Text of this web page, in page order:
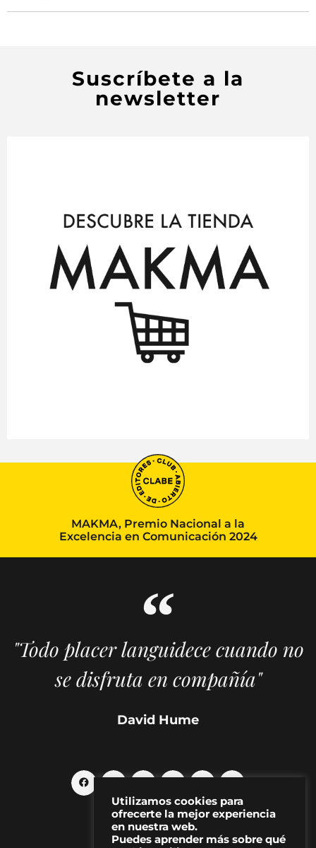
Suscríbete a la
newsletter
MAKMA, Premio Nacional a la
Excelencia en Comunicación 2024
"Todo placer languidece cuando no
se disfruta en compañía"
David Hume
Utilizamos cookies para
ofrecerte la mejor experiencia
en nuestra web.
Puedes aprender más sobre qué